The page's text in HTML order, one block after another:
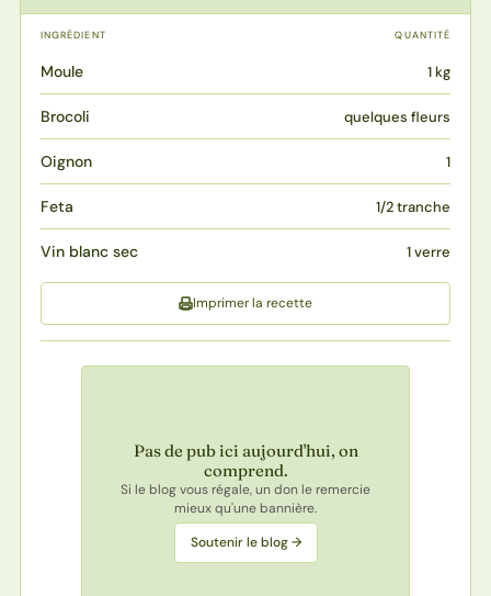
INGRÉDIENT QUANTITÉ
Moule 1 kg
Brocoli quelques fleurs
Oignon 1
Feta 1/2 tranche
Vin blanc sec 1 verre
Imprimer la recette
Pas de pub ici aujourd'hui, on
comprend.
Si le blog vous régale, un don le remercie
mieux qu'une bannière.
Soutenir le blog →